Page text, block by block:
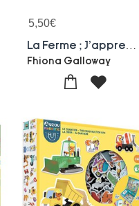
5,50€
Fhiona Galloway